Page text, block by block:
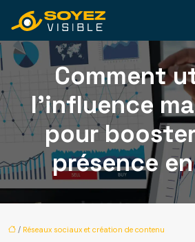
Comment
l’influence
pour
présence
/ Réseaux sociaux et création de contenu